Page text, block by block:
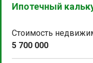
Ипотечный
Стоимость
5 700 000